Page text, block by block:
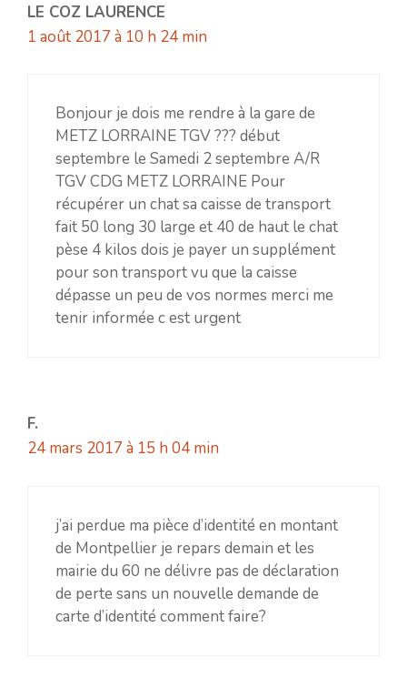
LE COZ LAURENCE
1 août 2017 à 10 h 24 min
Bonjour je dois me rendre à la gare de
METZ LORRAINE TGV ??? début
septembre le Samedi 2 septembre A/R
TGV CDG METZ LORRAINE Pour
récupérer un chat sa caisse de transport
fait 50 long 30 large et 40 de haut le chat
pèse 4 kilos dois je payer un supplément
pour son transport vu que la caisse
dépasse un peu de vos normes merci me
tenir informée c est urgent
F.
24 mars 2017 à 15 h 04 min
j’ai perdue ma pièce d’identité en montant
de Montpellier je repars demain et les
mairie du 60 ne délivre pas de déclaration
de perte sans un nouvelle demande de
carte d’identité comment faire?